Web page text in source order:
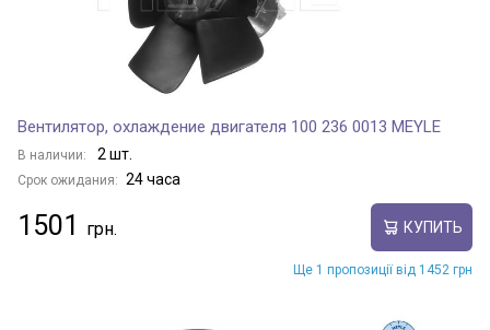
Вентилятор, охлаждение двигателя 100 236 0013 MEYLE
В наличии: 2 шт.
Срок ожидания: 24 часа
1501 КУПИТЬ
Ще 1 пропозиції від 1452 грн